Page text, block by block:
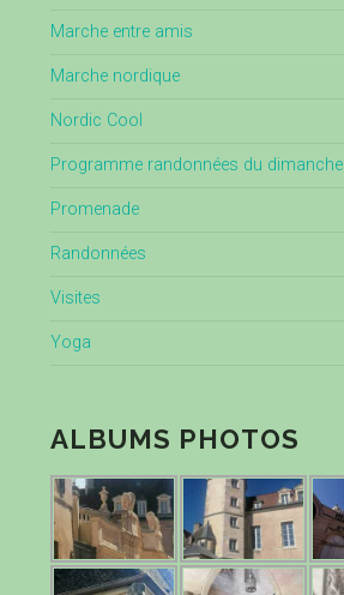
Marche entre amis
Marche nordique
Nordic Cool
Programme randonnées du dimanche
Promenade
Randonnées
Visites
Yoga
ALBUMS PHOTOS